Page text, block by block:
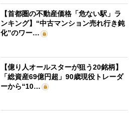
【首都圏の不動産価格「危ない駅」ラ
ンキング】“中古マンション売れ行き鈍
化”のワー…
【億り人オールスターが狙う20銘柄】
「総資産69億円超」90歳現役トレーダ
ーから“10…